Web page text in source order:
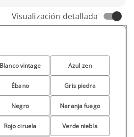
Visualización detallada
Blanco vintage Azul zen
Ébano Gris piedra
Negro Naranja fuego
Rojo ciruela Verde niebla